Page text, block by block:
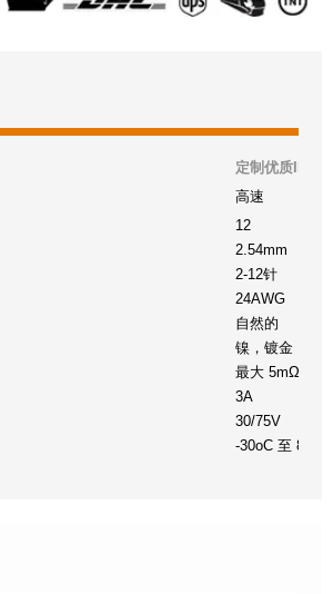
定制优质IP65
高速
12
2.54mm
2-12针
24AWG
自然的
镍，镀金
最大 5mΩ
3A
30/75V
-30oC 至 80oC